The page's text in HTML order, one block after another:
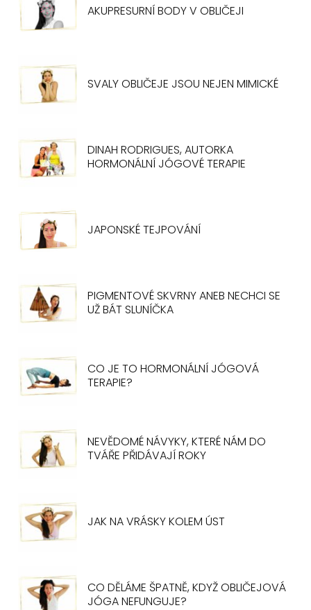
AKUPRESURNÍ BODY V OBLIČEJI
SVALY OBLIČEJE JSOU NEJEN MIMICKÉ
DINAH RODRIGUES, AUTORKA
HORMONÁLNÍ JÓGOVÉ TERAPIE
JAPONSKÉ TEJPOVÁNÍ
PIGMENTOVÉ SKVRNY ANEB NECHCI SE
UŽ BÁT SLUNÍČKA
CO JE TO HORMONÁLNÍ JÓGOVÁ
TERAPIE?
NEVĚDOMÉ NÁVYKY, KTERÉ NÁM DO
TVÁŘE PŘIDÁVAJÍ ROKY
JAK NA VRÁSKY KOLEM ÚST
CO DĚLÁME ŠPATNĚ, KDYŽ OBLIČEJOVÁ
JÓGA NEFUNGUJE?